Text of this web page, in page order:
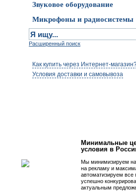
Звуковое оборудование
Микрофоны и радиосистемы
Расширенный поиск
Как купить через Интернет-
Условия доставки и самовывоза
Минимальные
условия в
Мы минимизируем
на рекламу и
автоматизируем все
успешно
актуальным